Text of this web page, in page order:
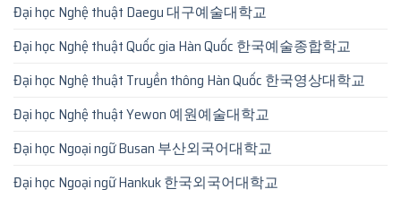
Đại học Nghệ thuật Daegu 대구예술대학교
Đại học Nghệ thuật Quốc gia Hàn Quốc 한국예술종합학교
Đại học Nghệ thuật Truyền thông Hàn Quốc 한국영상대학교
Đại học Nghệ thuật Yewon 예원예술대학교
Đại học Ngoại ngữ Busan 부산외국어대학교
Đại học Ngoại ngữ Hankuk 한국외국어대학교